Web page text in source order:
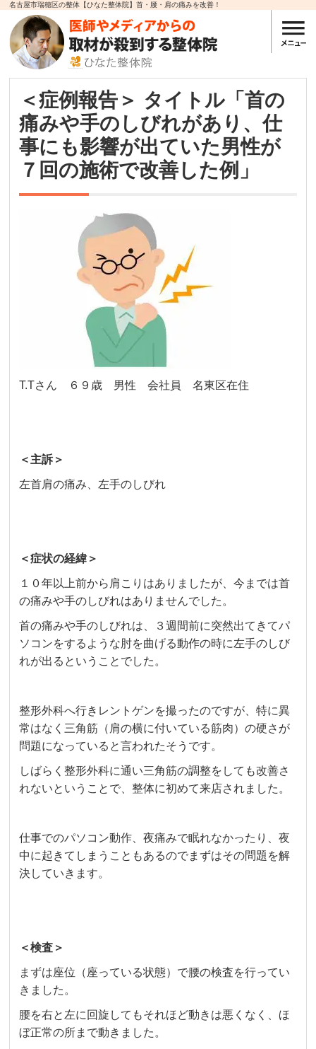
名古屋市瑞穂区の整体【ひなた整体院】首・腰・肩の痛みを改善！
＜症例報告＞ タイトル「首の
痛みや手のしびれがあり、仕
事にも影響が出ていた男性が
７回の施術で改善した例」
T.Tさん ６９歳 男性 会社員 名東区在住
＜主訴＞
左首肩の痛み、左手のしびれ
＜症状の経緯＞
１０年以上前から肩こりはありましたが、今までは首
の痛みや手のしびれはありませんでした。
首の痛みや手のしびれは、３週間前に突然出てきてパ
ソコンをするような肘を曲げる動作の時に左手のしび
れが出るということでした。
整形外科へ行きレントゲンを撮ったのですが、特に異
常はなく三角筋（肩の横に付いている筋肉）の硬さが
問題になっていると言われたそうです。
しばらく整形外科に通い三角筋の調整をしても改善さ
れないということで、整体に初めて来店されました。
仕事でのパソコン動作、夜痛みで眠れなかったり、夜
中に起きてしまうこともあるのでまずはその問題を解
決していきます。
＜検査＞
まずは座位（座っている状態）で腰の検査を行ってい
きました。
腰を右と左に回旋してもそれほど動きは悪くなく、ほ
ぼ正常の所まで動きました。